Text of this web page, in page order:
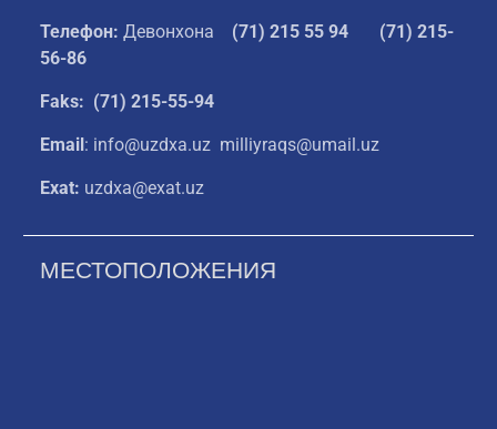
Телефон: Девонхона (71) 215 55 94
(71) 215-
56-86
Faks: (71) 215-55-94
Email: info@uzdxa.uz milliyraqs@umail.uz
Exat: uzdxa@exat.uz
МЕСТОПОЛОЖЕНИЯ